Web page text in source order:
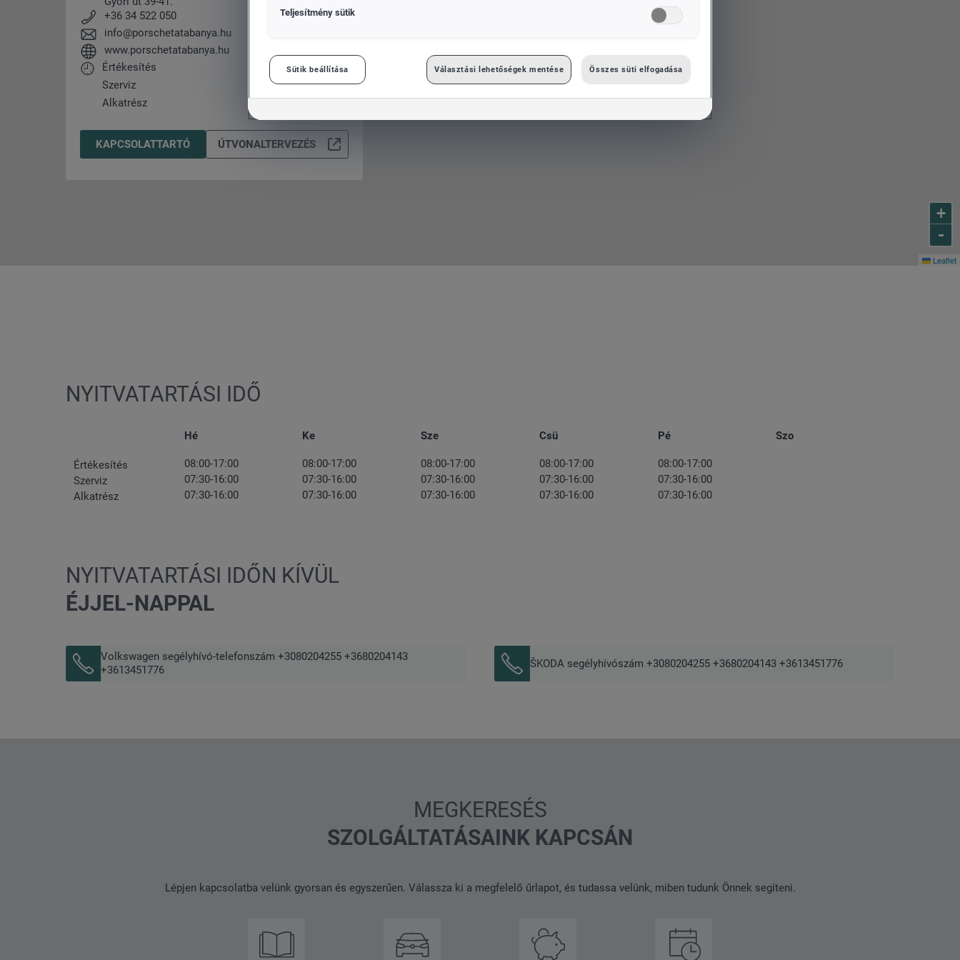
Volkswagen Haszonjárművek Das WeltAuto
+36 34 522 050
info@porschetatabanya.hu
www.porschetatabanya.hu
Értékesítés
Szerviz
Alkatrész
KAPCSOLATTARTÓ ÚTVONALTERVEZÉS
+
-
Leaflet
NYITVATARTÁSI IDŐ
Hé Ke Sze Csü Pé Szo
Értékesítés 08:00-17:00 08:00-17:00 08:00-17:00 08:00-17:00
08:00-17:00
Szerviz
07:30-16:00 07:30-16:00 07:30-16:00 07:30-16:00
07:30-16:00
Alkatrész
07:30-16:00 07:30-16:00 07:30-16:00 07:30-16:00 07:30-16:00
NYITVATARTÁSI IDŐN KÍVÜL
ÉJJEL-NAPPAL
Volkswagen segélyhívó-telefonszám +3080204255 +3680204143
+3613451776
ŠKODA segélyhívószám +3080204255 +3680204143 +3613451776
MEGKERESÉS
SZOLGÁLTATÁSAINK KAPCSÁN
Lépjen kapcsolatba velünk gyorsan és egyszerűen. Válassza ki a megfelelő űrlapot, és tudassa velünk, miben tudunk Önnek segíteni.
Teljesítmény sütik
Sütik beállítása Választási lehetőségek mentése Összes süti elfogadása